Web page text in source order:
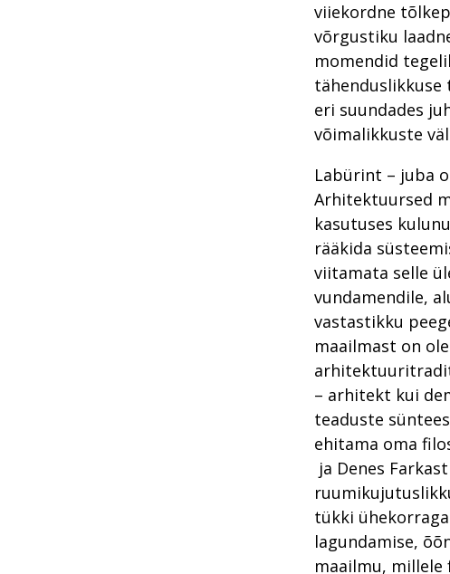
viiekordne
võrgustiku
momendid
tähenduslikkuse
eri suundades
võimalikkuste
Labürint – juba
Arhitektuursed
kasutuses
rääkida
viitamata selle
vundamendile,
vastastikku
maailmast on
– arhitekt kui
teaduste
ehitama oma
ja Denes
tükki
lagundamise,
maailmu, millele